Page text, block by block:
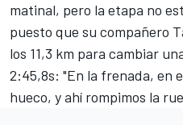
matinal, pero la etapa no
puesto que su compañero
los 11,3 km para cambiar
2:45,8s: "En la frenada, en
hueco, y ahí rompimos la